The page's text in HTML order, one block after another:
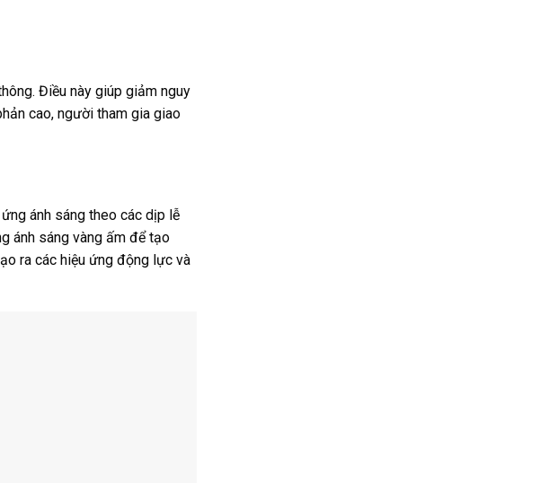
Điều này giúp giảm nguy
cao, người tham gia giao
ánh sáng theo các dịp lễ
ánh sáng vàng ấm để tạo
ra các hiệu ứng động lực và